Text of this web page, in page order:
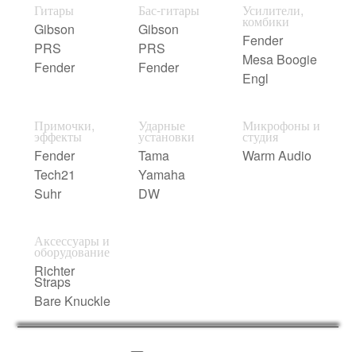
Гитары
Gibson
PRS
Fender
Бас-гитары
Gibson
PRS
Fender
Усилители,
комбики
Fender
Mesa Boogie
Engl
Примочки,
эффекты
Fender
Tech21
Suhr
Ударные
установки
Tama
Yamaha
DW
Микрофоны и
студия
Warm Audio
Аксессуары и
оборудование
Richter
Straps
Bare Knuckle